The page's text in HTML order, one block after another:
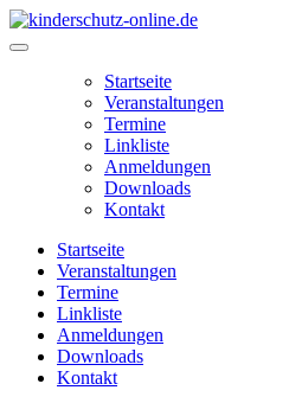
Zum
Inhalt
Main
Startseite
Veranstaltungen
Termine
Linkliste
Anmeldungen
Downloads
Kontakt
Startseite
Veranstaltungen
Termine
Linkliste
Anmeldungen
Downloads
Kontakt